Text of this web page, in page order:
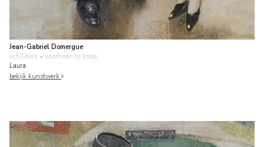
Jean-Gabriel Domergue
schilderij • voorheen te koop
Laura
bekijk kunstwerk